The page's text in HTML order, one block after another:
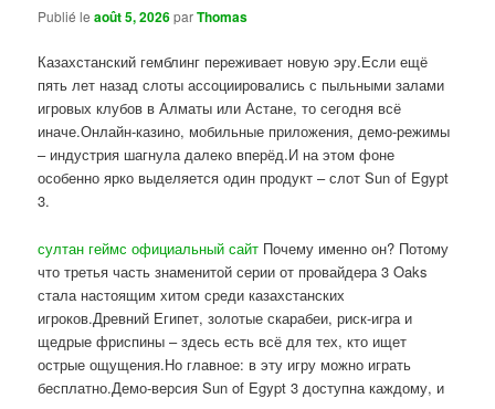
Publié leaoût 5, 2026parThomas
Казахстанский гемблинг переживает новую эру.Если ещё
пять лет назад слоты ассоциировались с пыльными залами
игровых клубов в Алматы или Астане, то сегодня всё
иначе.Онлайн-казино, мобильные приложения, демо-режимы
– индустрия шагнула далеко вперёд.И на этом фоне
особенно ярко выделяется один продукт – слот Sun of Egypt
3.
султан геймс официальный сайт Почему именно он? Потому
что третья часть знаменитой серии от провайдера 3 Oaks
стала настоящим хитом среди казахстанских
игроков.Древний Египет, золотые скарабеи, риск-игра и
щедрые фриспины – здесь есть всё для тех, кто ищет
острые ощущения.Но главное: в эту игру можно играть
бесплатно.Демо-версия Sun of Egypt 3 доступна каждому, и